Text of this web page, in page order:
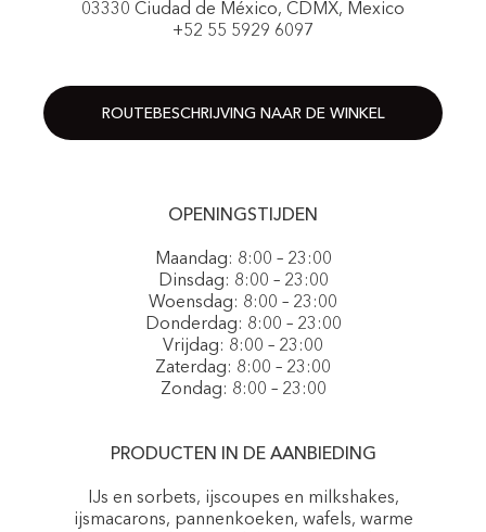
03330 Ciudad de México, CDMX, Mexico
+52 55 5929 6097
ROUTEBESCHRIJVING NAAR DE WINKEL
OPENINGSTIJDEN
Maandag: 8:00 – 23:00
Dinsdag: 8:00 – 23:00
Woensdag: 8:00 – 23:00
Donderdag: 8:00 – 23:00
Vrijdag: 8:00 – 23:00
Zaterdag: 8:00 – 23:00
Zondag: 8:00 – 23:00
PRODUCTEN IN DE AANBIEDING
IJs en sorbets, ijscoupes en milkshakes,
ijsmacarons, pannenkoeken, wafels, warme